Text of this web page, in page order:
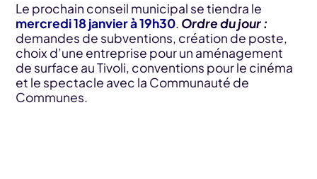
Le prochain conseil municipal se tiendra le
mercredi 18 janvier à 19h30. Ordre du jour :
demandes de subventions, création de poste,
choix d’une entreprise pour un aménagement
de surface au Tivoli, conventions pour le cinéma
et le spectacle avec la Communauté de
Communes.